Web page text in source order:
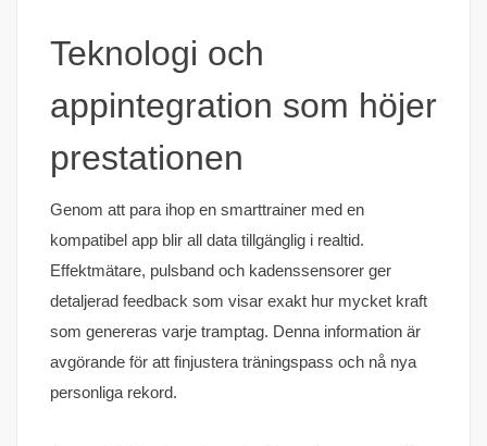
Teknologi och
appintegration som höjer
prestationen
Genom att para ihop en smarttrainer med en
kompatibel app blir all data tillgänglig i realtid.
Effektmätare, pulsband och kadenssensorer ger
detaljerad feedback som visar exakt hur mycket kraft
som genereras varje tramptag. Denna information är
avgörande för att finjustera träningspass och nå nya
personliga rekord.